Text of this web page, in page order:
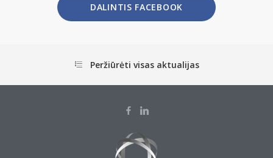
DALINTIS FACEBOOK
Peržiūrėti visas aktualijas